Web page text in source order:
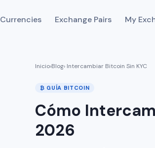
Currencies Exchange Pairs My
Inicio›Blog› Intercambiar Bitcoin Sin KYC
₿ GUÍA BITCOIN
Cómo
2026